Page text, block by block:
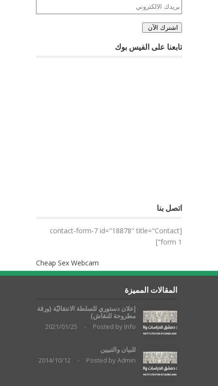
تابعنا على الفيس بوك
اتصل بنا
[contact-form-7 id="18878" title="Contact
form 1"]
Cheap Sex Webcam
المقالات المميزة
إعلان دستوري للسلطة الانتقاليّة (ورقة
مطروحة للنقاش)
Posted by Info
-
2021/01/25
للبيان والتبيين
Posted byAdmin
-
2014/10/12